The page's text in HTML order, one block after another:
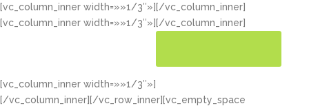
[vc_column_inner width=»»1/3″»][/vc_column_inner]
[vc_column_inner width=»»1/3″»][/vc_column_inner]
[vc_column_inner width=»»1/3″»]
[/vc_column_inner][/vc_row_inner][vc_empty_space